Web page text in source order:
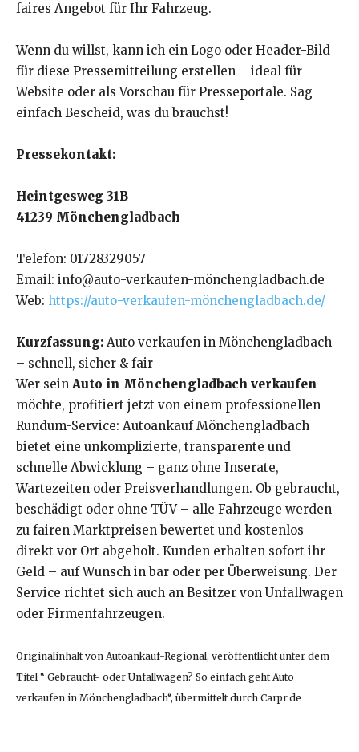
faires Angebot für Ihr Fahrzeug.
Wenn du willst, kann ich ein Logo oder Header-Bild
für diese Pressemitteilung erstellen – ideal für
Website oder als Vorschau für Presseportale. Sag
einfach Bescheid, was du brauchst!
Pressekontakt:
Heintgesweg 31B
41239 Mönchengladbach
Telefon: 01728329057
Email: info@auto-verkaufen-mönchengladbach.de
Web: https://auto-verkaufen-mönchengladbach.de/
Kurzfassung: Auto verkaufen in Mönchengladbach
– schnell, sicher & fair
Wer sein Auto in Mönchengladbach verkaufen
möchte, profitiert jetzt von einem professionellen
Rundum-Service: Autoankauf Mönchengladbach
bietet eine unkomplizierte, transparente und
schnelle Abwicklung – ganz ohne Inserate,
Wartezeiten oder Preisverhandlungen. Ob gebraucht,
beschädigt oder ohne TÜV – alle Fahrzeuge werden
zu fairen Marktpreisen bewertet und kostenlos
direkt vor Ort abgeholt. Kunden erhalten sofort ihr
Geld – auf Wunsch in bar oder per Überweisung. Der
Service richtet sich auch an Besitzer von Unfallwagen
oder Firmenfahrzeugen.
Originalinhalt von Autoankauf-Regional, veröffentlicht unter dem
Titel “ Gebraucht- oder Unfallwagen? So einfach geht Auto
verkaufen in Mönchengladbach“, übermittelt durch Carpr.de